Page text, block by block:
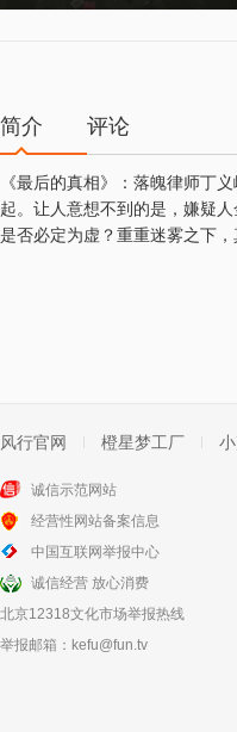
简介 评论
《最后的真相》：落魄律师丁
起。让人意想不到的是，嫌疑
是否必定为虚？重重迷雾之下
风行官网 橙星梦工厂
诚信示范网站
经营性网站备案信息
中国互联网举报中心
诚信经营 放心消费
北京12318文化市场举报热线
举报邮箱： kefu@fun.tv